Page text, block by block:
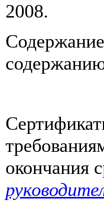
2008.
окончания